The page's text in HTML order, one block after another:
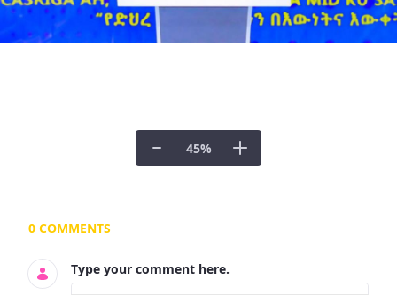
45%
Documents and Media
0 COMMENTS
Type your comment here.